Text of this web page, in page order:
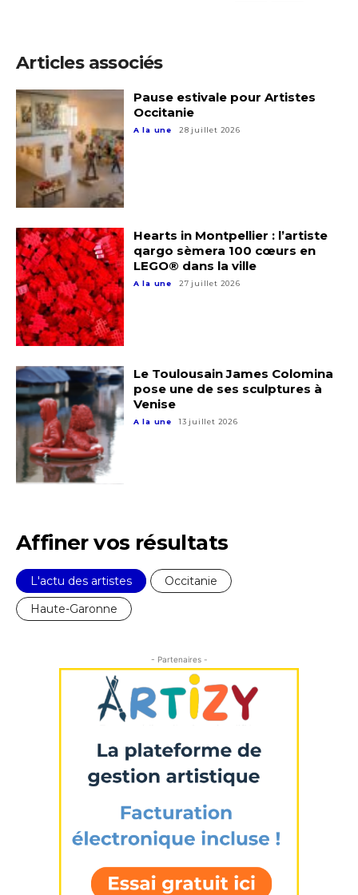
Nom
Prénom
Statut / Organisation
J'accepte les termes et conditions
* Champ obligatoire
J'accepte les termes et conditions
Articles associés
Pause estivale pour Artistes
Occitanie
A la une 28 juillet 2026
Hearts in Montpellier : l’artiste
qargo sèmera 100 cœurs en
LEGO® dans la ville
A la une 27 juillet 2026
Le Toulousain James Colomina
pose une de ses sculptures à
Venise
A la une 13 juillet 2026
Affiner vos résultats
L'actu des artistes
Occitanie
Haute-Garonne
- Partenaires -